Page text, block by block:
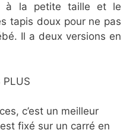
à la petite taille et le
tapis doux pour ne pas
Il a deux versions en
PLUS
c’est un meilleur
fixé sur un carré en